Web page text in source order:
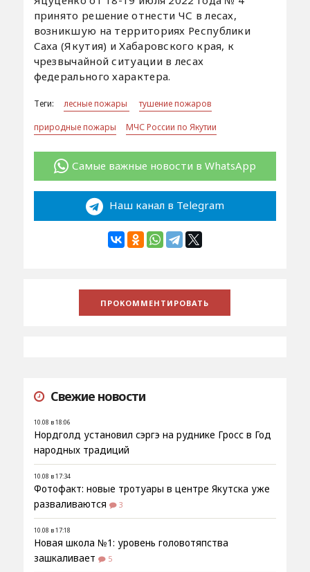
принято решение отнести ЧС в лесах,
возникшую на территориях Республики
Саха (Якутия) и Хабаровского края, к
чрезвычайной ситуации в лесах
федерального характера.
Теги: лесные пожары
тушение пожаров
природные пожары
МЧС России по Якутии
Самые важные новости в WhatsApp
Наш канал в Telegram
Свежие новости
10.08 в 18:06
Нордголд установил сэргэ на руднике Гросс в Год
народных традиций
10.08 в 17:34
Фотофакт: новые тротуары в центре Якутска уже
разваливаются
3
10.08 в 17:18
Новая школа №1: уровень головотяпства
зашкаливает
5